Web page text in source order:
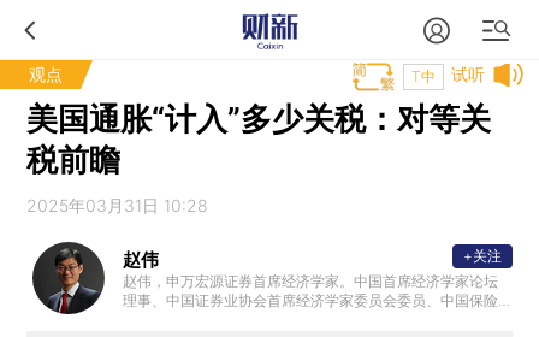
观点 试听
T中
美国通胀“计入”多少关税：对等关
税前瞻
2025年03月31日 10:28
赵伟
赵伟，申万宏源证券首席经济学家。中国首席经济学家论坛
理事、中国证券业协会首席经济学家委员会委员、中国保险
+关注